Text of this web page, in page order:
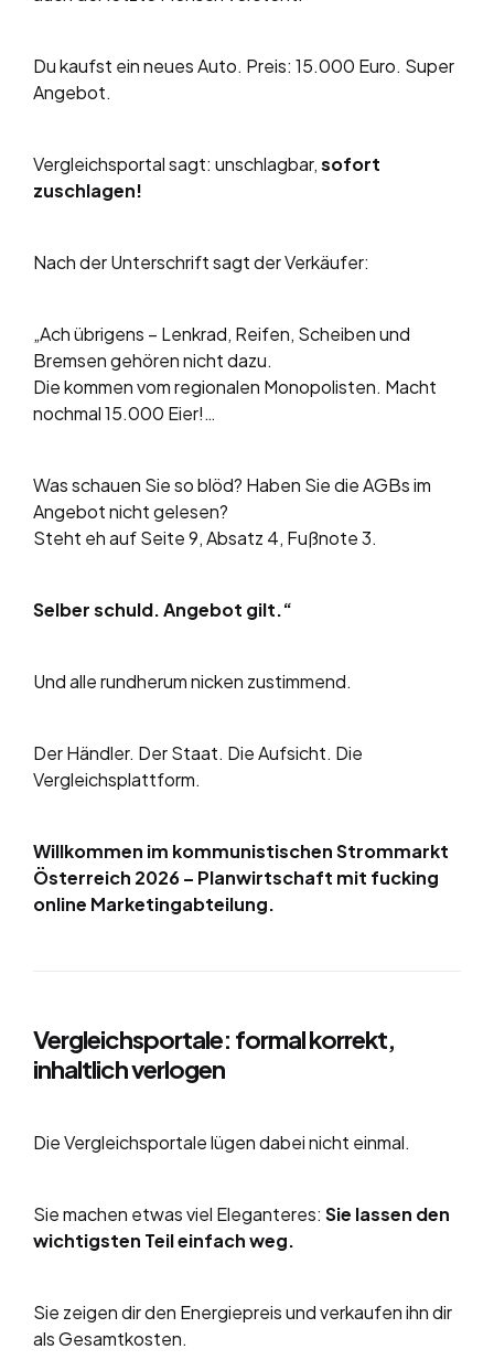
Du kaufst ein neues Auto. Preis: 15.000 Euro. Super
Angebot.
Vergleichsportal sagt: unschlagbar,sofort
zuschlagen!
Nach der Unterschrift sagt der Verkäufer:
„Ach übrigens – Lenkrad, Reifen, Scheiben und
Bremsen gehören nicht dazu.
Die kommen vom regionalen Monopolisten. Macht
nochmal 15.000 Eier!…
Was schauen Sie so blöd? Haben Sie die AGBs im
Angebot nicht gelesen?
Steht eh auf Seite 9, Absatz 4, Fußnote 3.
Selber schuld. Angebot gilt.“
Und alle rundherum nicken zustimmend.
Der Händler. Der Staat. Die Aufsicht. Die
Vergleichsplattform.
Willkommen im kommunistischen Strommarkt
Österreich 2026 – Planwirtschaft mit fucking
online Marketingabteilung.
Vergleichsportale: formal korrekt,
inhaltlich verlogen
Die Vergleichsportale lügen dabei nicht einmal.
Sie machen etwas viel Eleganteres: Sie lassen den
wichtigsten Teil einfach weg.
Sie zeigen dir den Energiepreis und verkaufen ihn dir
als Gesamtkosten.